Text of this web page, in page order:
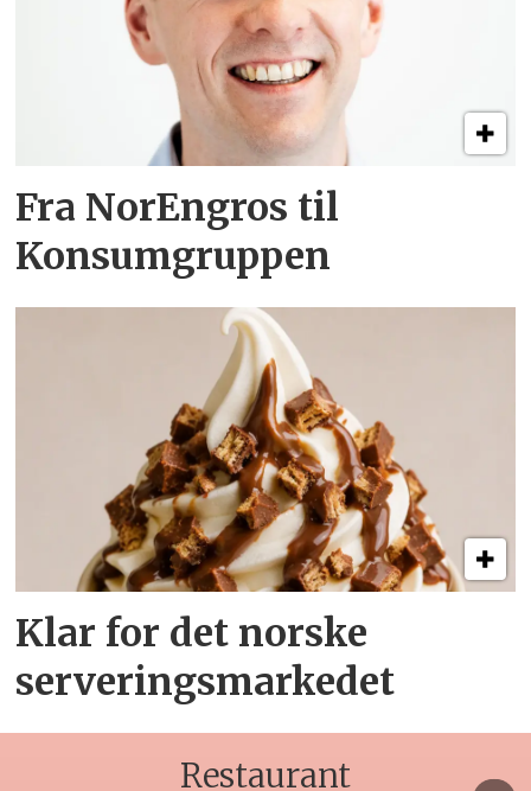
Fra NorEngros til
Konsumgruppen
Klar for det norske
serveringsmarkedet
Restaurant